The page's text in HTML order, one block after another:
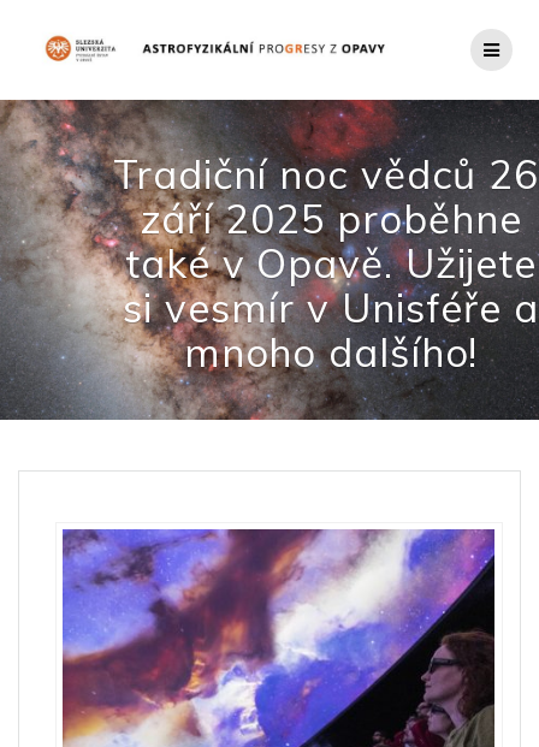
obsah
Tradiční noc vědců
září 2025 proběhne
také v Opavě. Užijete
si vesmír v Unisféře a
mnoho dalšího!